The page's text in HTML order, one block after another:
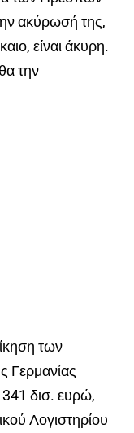
ακύρωσή της,
είναι άκυρη.
την
των
Γερμανίας
341 δισ. ευρώ,
Λογιστηρίου